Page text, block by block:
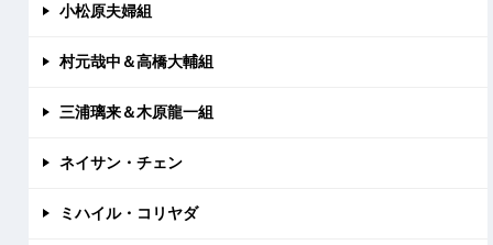
小松原夫婦組
村元哉中＆高橋大輔組
三浦璃来＆木原龍一組
ネイサン・チェン
ミハイル・コリヤダ